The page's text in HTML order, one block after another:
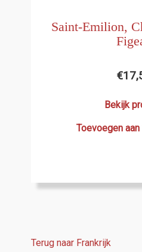
Saint-Emilion,
€
Bekijk
Toevoegen
Terug naar Frankrijk